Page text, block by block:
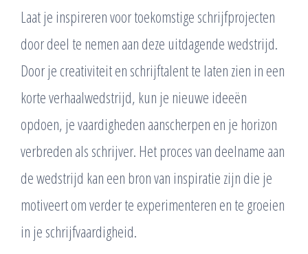
Laat je inspireren voor toekomstige schrijfprojecten
door deel te nemen aan deze uitdagende wedstrijd.
Door je creativiteit en schrijftalent te laten zien in een
korte verhaalwedstrijd, kun je nieuwe ideeën
opdoen, je vaardigheden aanscherpen en je horizon
verbreden als schrijver. Het proces van deelname aan
de wedstrijd kan een bron van inspiratie zijn die je
motiveert om verder te experimenteren en te groeien
in je schrijfvaardigheid.